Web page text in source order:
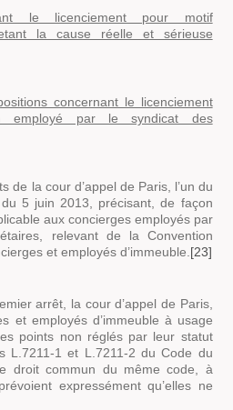
le licenciement pour motif
la cause réelle et sérieuse
concernant le licenciement
employé par le syndicat des
de la cour d’appel de Paris, l’un du
5 juin 2013, précisant, de façon
aux concierges employés par
relevant de la Convention
et employés d’immeuble [23]
arrêt, la cour d’appel de Paris,
et employés d’immeuble à usage
points non réglés par leur statut
L.7211-1 et L.7211-2 du Code du
droit commun du même code, à
expressément qu’elles ne